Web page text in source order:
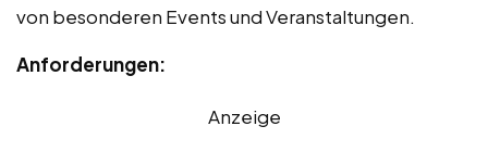
von besonderen Events und Veranstaltungen.
Anforderungen:
Anzeige